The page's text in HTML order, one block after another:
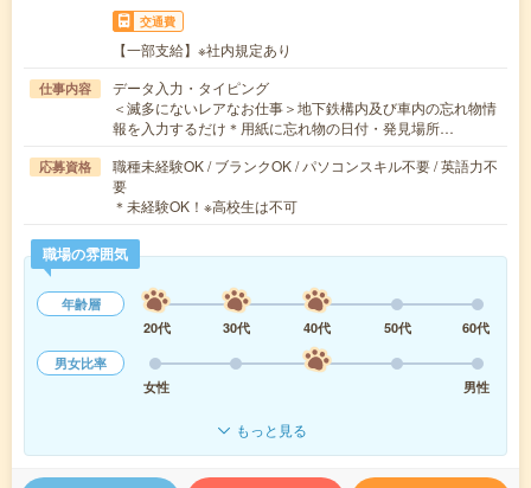
交通費
【一部支給】※社内規定あり
仕事内容
データ入力・タイピング
＜滅多にないレアなお仕事＞地下鉄構内及び車内の忘れ物情
報を入力するだけ＊用紙に忘れ物の日付・発見場所…
応募資格
職種未経験OK / ブランクOK / パソコンスキル不要 / 英語力不
要
＊未経験OK！※高校生は不可
職場の雰囲気
年齢層
20代
30代 40代 50代
60代
男女比率
女性
男性
もっと見る